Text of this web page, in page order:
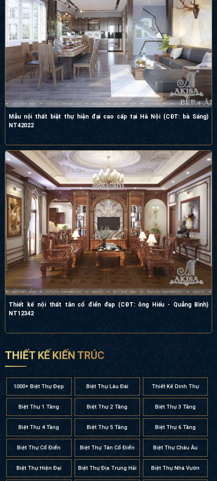
Mẫu nội thất biệt thự hiện đại cao cấp tại Hà Nội (CĐT: bà Sáng)
NT42022
Thiết kế nội thất tân cổ điển đẹp (CĐT: ông Hiếu - Quảng Bình)
NT12342
THIẾT KẾ KIẾN TRÚC
1000+ Biệt Thự Đẹp Biệt Thự Lâu Đài Thiết Kế Dinh Thự
Biệt Thự 1 Tầng Biệt Thự 2 Tầng Biệt Thự 3 Tầng
Biệt Thự 4 Tầng Biệt Thự 5 Tầng Biệt Thự 6 Tầng
Biệt Thự Cổ Điển Biệt Thự Tân Cổ Điển Biệt Thự Châu Âu
Biệt Thự Hiện Đại Biệt Thự Địa Trung Hải Biệt Thự Nhà Vườn